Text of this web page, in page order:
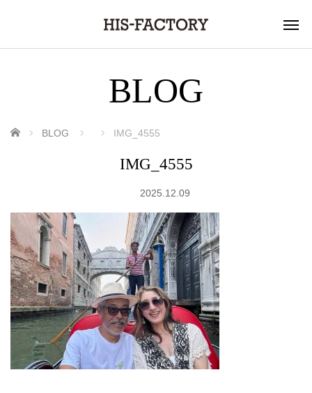
BLOG
ホーム BLOG IMG_4555
IMG_4555
2025.12.09